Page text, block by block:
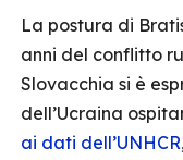
La postura di
anni del conflitto
Slovacchia si è
dell’Ucraina
ai dati dell’UNHCR